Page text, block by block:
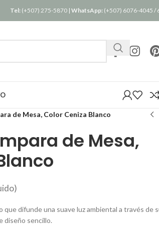
Tel: (+507) 275-5870 | WhatsApp: (+507) 6076-4045 /
de Mesa, Color Ceniza Blanco
de Mesa,
difunde una suave luz ambiental a través de
diseño sencillo.